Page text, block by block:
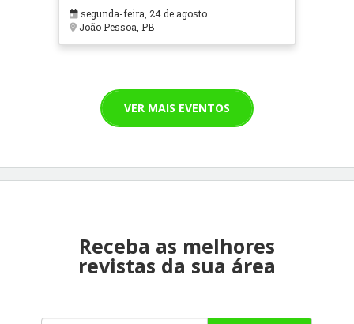
segunda-feira, 24 de agosto
João Pessoa, PB
VER MAIS EVENTOS
Receba as melhores
revistas da sua área